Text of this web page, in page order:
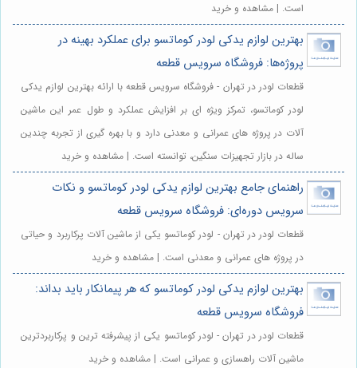
است. | مشاهده و خرید
بهترین لوازم یدکی لودر کوماتسو برای عملکرد بهینه در
پروژه‌ها: فروشگاه سرویس قطعه
قطعات لودر در تهران - فروشگاه سرویس قطعه با ارائه بهترین لوازم یدکی
لودر کوماتسو، تمرکز ویژه ای بر افزایش عملکرد و طول عمر این ماشین
آلات در پروژه های عمرانی و معدنی دارد و با بهره گیری از تجربه چندین
ساله در بازار تجهیزات سنگین، توانسته است. | مشاهده و خرید
راهنمای جامع بهترین لوازم یدکی لودر کوماتسو و نکات
سرویس دوره‌ای: فروشگاه سرویس قطعه
قطعات لودر در تهران - لودر کوماتسو یکی از ماشین آلات پرکاربرد و حیاتی
در پروژه های عمرانی و معدنی است. | مشاهده و خرید
بهترین لوازم یدکی لودر کوماتسو که هر پیمانکار باید بداند:
فروشگاه سرویس قطعه
قطعات لودر در تهران - لودر کوماتسو یکی از پیشرفته ترین و پرکاربردترین
ماشین آلات راهسازی و عمرانی است. | مشاهده و خرید